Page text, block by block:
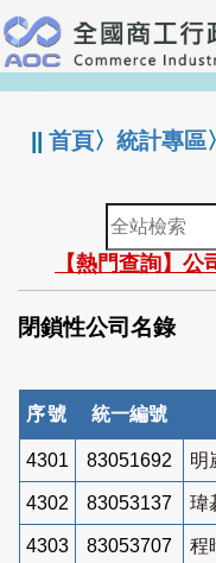
跳
到
主
要
:::
||首頁〉統計專區〉
全
站
檢
索
【熱門查詢】
閉鎖性公司名錄
序號 統一編號
4301 83051692 明
4302 83053137 瑋
4303 83053707 程